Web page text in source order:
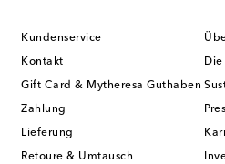
Kundenservice
Kontakt
Gift Card & Mytheresa Guthaben
Zahlung
Lieferung
Retoure & Umtausch